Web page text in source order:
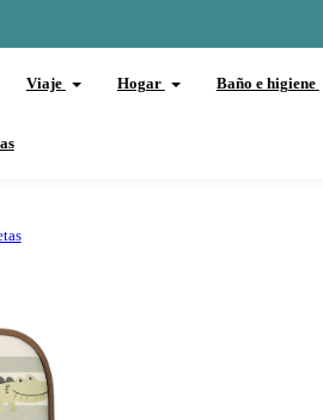
Viaje Hogar Baño e higiene